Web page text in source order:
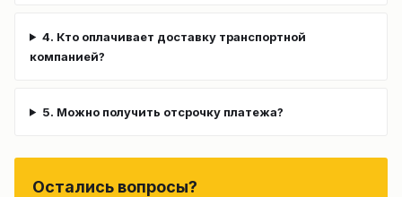
4. Кто оплачивает доставку транспортной
компанией?
5. Можно получить отсрочку платежа?
Остались вопросы?